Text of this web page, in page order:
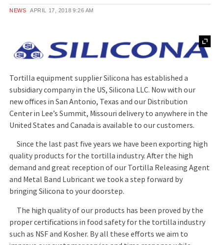
NEWS APRIL 17, 2018 9:26 AM
Tortilla equipment supplier Silicona has established a
subsidiary company in the US, Silicona LLC. Now with our
new offices in San Antonio, Texas and our Distribution
Center in Lee’s Summit, Missouri delivery to anywhere in the
United States and Canada is available to our customers.
Since the last past five years we have been exporting high
quality products for the tortilla industry. After the high
demand and great reception of our Tortilla Releasing Agent
and Metal Band Lubricant we took a step forward by
bringing Silicona to your doorstep.
The high quality of our products has been proved by the
proper certifications in food safety for the tortilla industry
such as NSF and Kosher. By all these efforts we aim to